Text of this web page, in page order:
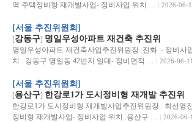
역 주택정비형 재개발사업- 정비사업 위치 …
2026-06-
[서울 추진위원회]
[강동구] 명일우성아파트 재건축 추진위
명일우성아파트 재건축사업추진위원장 :전화 :- 정비
치 : 강동구 명일동 42번지 일대- 정비면적 …
2026-06-
[서울 추진위원회]
[용산구] 한강로1가 도시정비형 재개발 추진위
한강로1가 도시정비형 재개발사업추진위원장 : 최선영
정비형 재개발사업- 정비사업 위치 :용산구 …
2026-06-